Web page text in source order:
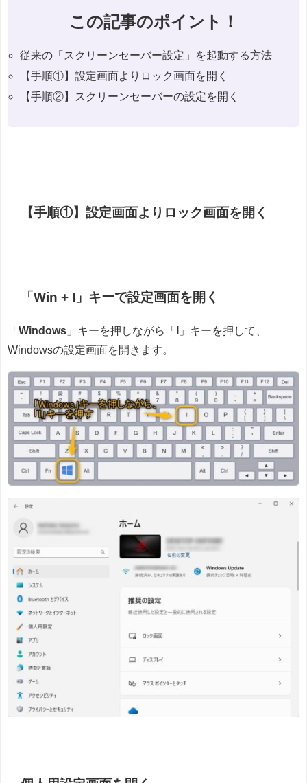
この記事のポイント！
従来の「スクリーンセーバー設定」を起動する方法
【手順①】設定画面よりロック画面を開く
【手順②】スクリーンセーバーの設定を開く
【手順①】設定画面よりロック画面を開く
「Win + I」キーで設定画面を開く
「 Windows 」キーを押しながら「
」キーを押して、
Windowsの設定画面を開きます。